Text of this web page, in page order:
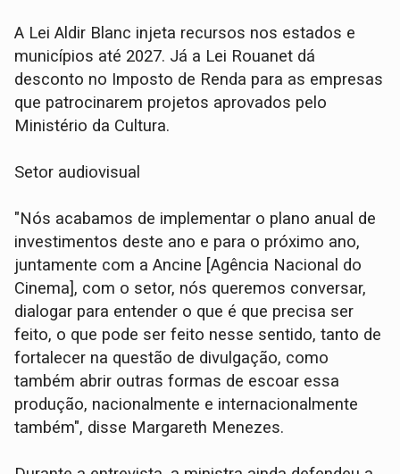
A Lei Aldir Blanc injeta recursos nos estados e
municípios até 2027. Já a Lei Rouanet dá
desconto no Imposto de Renda para as empresas
que patrocinarem projetos aprovados pelo
Ministério da Cultura.
Setor audiovisual
"Nós acabamos de implementar o plano anual de
investimentos deste ano e para o próximo ano,
juntamente com a Ancine [Agência Nacional do
Cinema], com o setor, nós queremos conversar,
dialogar para entender o que é que precisa ser
feito, o que pode ser feito nesse sentido, tanto de
fortalecer na questão de divulgação, como
também abrir outras formas de escoar essa
produção, nacionalmente e internacionalmente
também", disse Margareth Menezes.